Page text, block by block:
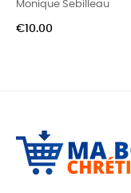
Monique Sebilleau
Price
€10.00